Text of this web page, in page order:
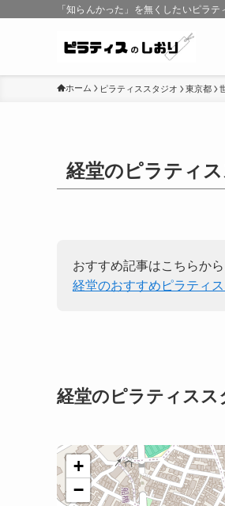
「知らんかった」を無くしたいピラテ
ホーム ピラティススタジオ 東京都
経堂のピラティ
おすすめ記事はこちらか
経堂のおすすめピラティ
経堂のピラティスス
+
−